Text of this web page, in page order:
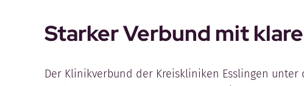
Starker Verbund mit
Der Klinikverbund der Kreiskliniken Esslingen